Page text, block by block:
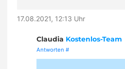
17.08.2021, 12:13 Uhr
Claudia Kostenlos-Team
Antworten #